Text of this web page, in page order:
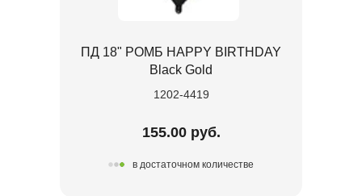
ПД 18" РОМБ HAPPY BIRTHDAY
Black Gold
1202-4419
155.00 руб.
в достаточном количестве